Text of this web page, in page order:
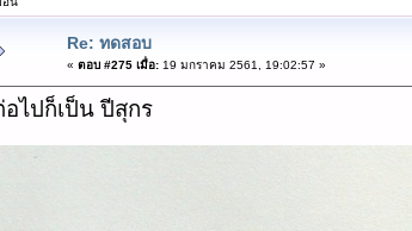
Re: ทดสอบ
« ตอบ #275 เมื่อ:19 มกราคม 2561, 19:02:57 »
ไปก็เป็น ปีสุกร